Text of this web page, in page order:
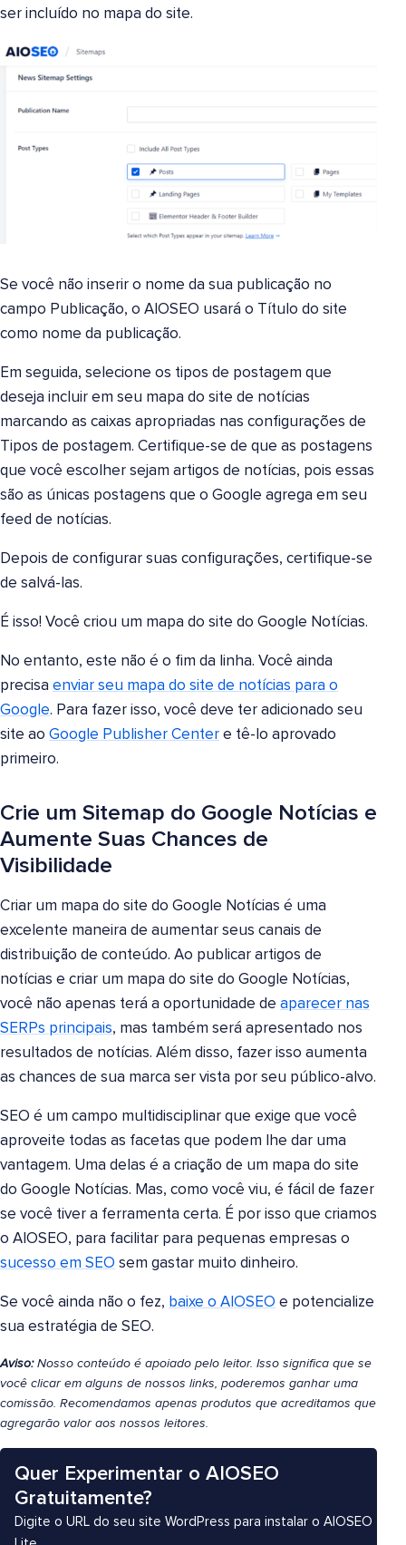
ser incluído no mapa do site.
Se você não inserir o nome da sua publicação no
campo Publicação, o AIOSEO usará o Título do site
como nome da publicação.
Em seguida, selecione os tipos de postagem que
deseja incluir em seu mapa do site de notícias
marcando as caixas apropriadas nas configurações de
Tipos de postagem. Certifique-se de que as postagens
que você escolher sejam artigos de notícias, pois essas
são as únicas postagens que o Google agrega em seu
feed de notícias.
Depois de configurar suas configurações, certifique-se
de salvá-las.
É isso! Você criou um mapa do site do Google Notícias.
No entanto, este não é o fim da linha. Você ainda
precisa enviar seu mapa do site de notícias para o
Google. Para fazer isso, você deve ter adicionado seu
site ao Google Publisher Center e tê-lo aprovado
primeiro.
Crie um Sitemap do Google Notícias e
Aumente Suas Chances de
Visibilidade
Criar um mapa do site do Google Notícias é uma
excelente maneira de aumentar seus canais de
distribuição de conteúdo. Ao publicar artigos de
notícias e criar um mapa do site do Google Notícias,
você não apenas terá a oportunidade de aparecer nas
SERPs principais, mas também será apresentado nos
resultados de notícias. Além disso, fazer isso aumenta
as chances de sua marca ser vista por seu público-alvo.
SEO é um campo multidisciplinar que exige que você
aproveite todas as facetas que podem lhe dar uma
vantagem. Uma delas é a criação de um mapa do site
do Google Notícias. Mas, como você viu, é fácil de fazer
se você tiver a ferramenta certa. É por isso que criamos
o AIOSEO, para facilitar para pequenas empresas o
sucesso em SEO sem gastar muito dinheiro.
Se você ainda não o fez, baixe o AIOSEO e potencialize
sua estratégia de SEO.
Aviso:Nosso conteúdo é apoiado pelo leitor. Isso significa que se
você clicar em alguns de nossos links, poderemos ganhar uma
comissão. Recomendamos apenas produtos que acreditamos que
agregarão valor aos nossos leitores.
Quer Experimentar o AIOSEO
Gratuitamente?
Digite o URL do seu site WordPress para instalar o AIOSEO